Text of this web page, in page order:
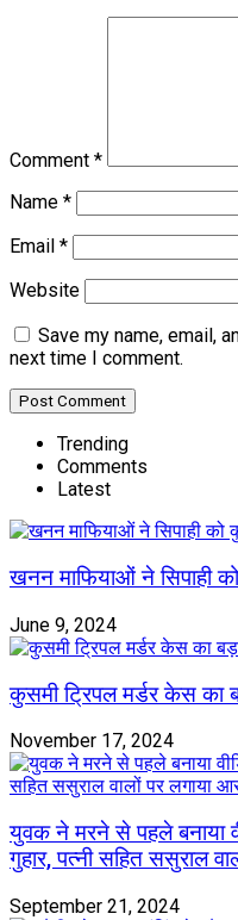
Comment *
Name *
Email *
Website
Save my name, email,
next time I comment.
Trending
Comments
Latest
खनन माफियाओं ने सिपाही
June 9, 2024
कुसमी ट्रिपल मर्डर केस का
November 17, 2024
युवक ने मरने से पहले बनाया
गुहार, पत्नी सहित ससुराल
September 21, 2024